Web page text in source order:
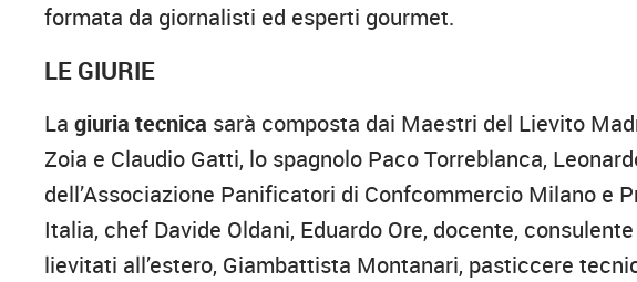
formata da giornalisti ed esperti gourmet.
LE GIURIE
Lagiuria tecnica sarà composta dai Maestri del Lievito
Zoia e Claudio Gatti, lo spagnolo Paco Torreblanca,
dell’Associazione Panificatori di Confcommercio Milano e
Italia, chef Davide Oldani, Eduardo Ore, docente,
lievitati all’estero, Giambattista Montanari, pasticcere